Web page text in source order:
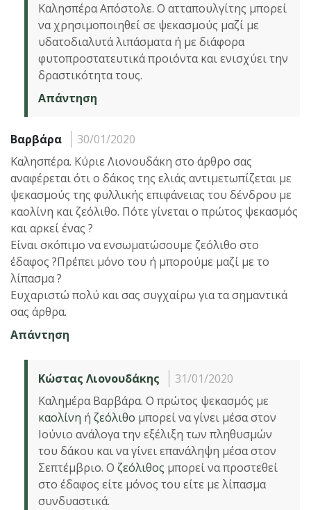
Καλησπέρα Απόστολε. Ο ατταπουλγίτης μπορεί
να χρησιμοποιηθεί σε ψεκασμούς μαζί με
υδατοδιαλυτά λιπάσματα ή με διάφορα
φυτοπροστατευτικά προιόντα και ενισχύει την
δραστικότητα τους.
Απάντηση
Βαρβάρα
30/01/2020
Καλησπέρα. Κύριε Λιονουδάκη στο άρθρο σας
αναφέρεται ότι ο δάκος της ελιάς αντιμετωπίζεται με
ψεκασμούς της φυλλικής επιφάνειας του δένδρου με
καολίνη και ζεόλιθο. Πότε γίνεται ο πρώτος ψεκασμός
και αρκεί ένας ?
Είναι σκόπιμο να ενσωματώσουμε ζεόλιθο στο
έδαφος ?Πρέπει μόνο του ή μπορούμε μαζί με το
λίπασμα ?
Ευχαριστώ πολύ και σας συγχαίρω για τα σημαντικά
σας άρθρα.
Απάντηση
Κώστας Λιονουδάκης
31/01/2020
Καλημέρα Βαρβάρα. Ο πρώτος ψεκασμός με
καολίνη ή ζεόλιθο μπορεί να γίνει μέσα στον
Ιούνιο ανάλογα την εξέλιξη των πληθυσμών
του δάκου και να γίνει επανάληψη μέσα στον
Σεπτέμβριο. Ο ζεόλιθος μπορεί να προστεθεί
στο έδαφος είτε μόνος του είτε με λίπασμα
συνδυαστικά.